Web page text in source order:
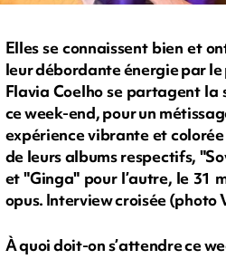
Elles se connaissent bien et
leur débordante énergie par
Flavia Coelho se partagent la
ce week-end, pour un
expérience vibrante et colorée
de leurs albums respectifs,
et "Ginga" pour l’autre, le 31
opus. Interview croisée (photo
À quoi doit-on s’attendre ce